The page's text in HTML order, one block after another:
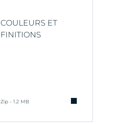
COULEURS ET
FINITIONS
Zip - 1.2 MB